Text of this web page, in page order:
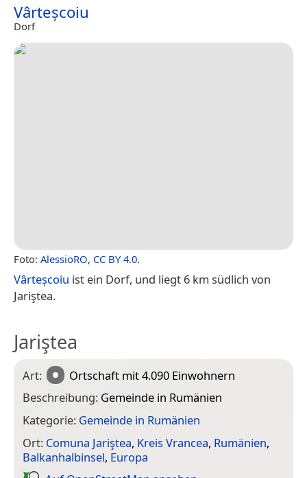
Vârteșcoiu
Dorf
Foto: AlessioRO, CC BY 4.0.
Vârteșcoiu ist ein Dorf, und liegt 6 km südlich von
Jariştea.
Jariştea
Art: Ortschaft mit 4.090 Einwohnern
Beschreibung: Gemeinde in Rumänien
Kategorie: Gemeinde in Rumänien
Ort: Comuna Jariştea, Kreis Vrancea, Rumänien,
Balkanhalbinsel, Europa